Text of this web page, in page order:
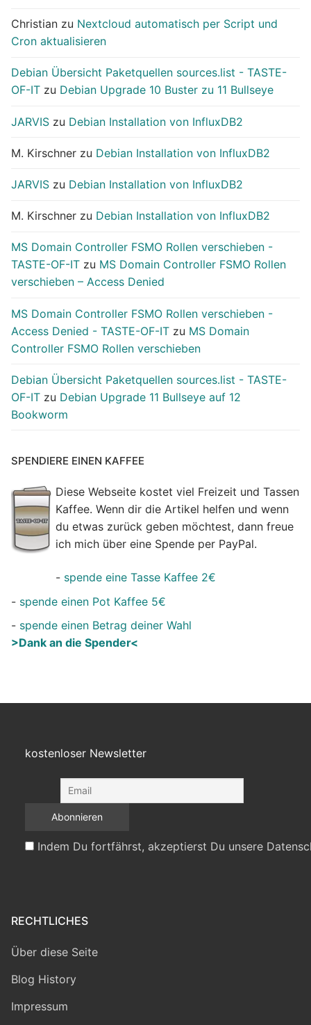
Christian zu Nextcloud automatisch per Script und
Cron aktualisieren
Debian Übersicht Paketquellen sources.list - TASTE-
OF-IT zu Debian Upgrade 10 Buster zu 11 Bullseye
JARVIS zu Debian Installation von InfluxDB2
M. Kirschner zu Debian Installation von InfluxDB2
JARVIS zu Debian Installation von InfluxDB2
M. Kirschner zu Debian Installation von InfluxDB2
MS Domain Controller FSMO Rollen verschieben -
TASTE-OF-IT zu MS Domain Controller FSMO Rollen
verschieben – Access Denied
MS Domain Controller FSMO Rollen verschieben -
Access Denied - TASTE-OF-IT zu MS Domain
Controller FSMO Rollen verschieben
Debian Übersicht Paketquellen sources.list - TASTE-
OF-IT zu Debian Upgrade 11 Bullseye auf 12
Bookworm
SPENDIERE EINEN KAFFEE
Diese Webseite kostet viel Freizeit und Tassen
Kaffee. Wenn dir die Artikel helfen und wenn
du etwas zurück geben möchtest, dann freue
ich mich über eine Spende per PayPal.
- spende eine Tasse Kaffee 2€
- spende einen Pot Kaffee 5€
- spende einen Betrag deiner Wahl
>Dank an die Spender<
kostenloser Newsletter
Indem Du fortfährst, akzeptierst Du unsere
RECHTLICHES
Über diese Seite
Blog History
Impressum